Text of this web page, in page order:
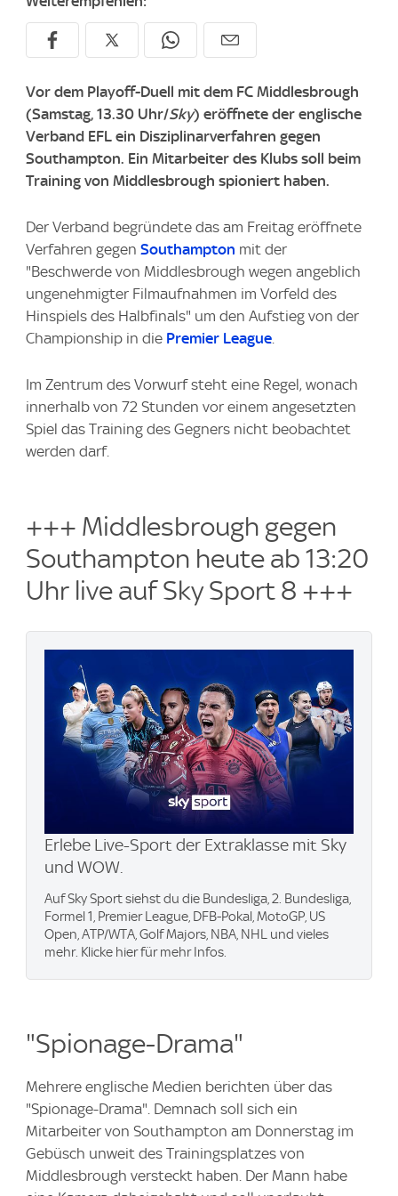
Vor dem Playoff-Duell mit dem FC Middlesbrough
(Samstag, 13.30 Uhr/Sky) eröffnete der englische
Verband EFL ein Disziplinarverfahren gegen
Southampton. Ein Mitarbeiter des Klubs soll beim
Training von Middlesbrough spioniert haben.
Der Verband begründete das am Freitag eröffnete
Verfahren gegen Southampton mit der
"Beschwerde von Middlesbrough wegen angeblich
ungenehmigter Filmaufnahmen im Vorfeld des
Hinspiels des Halbfinals" um den Aufstieg von der
Championship in die Premier League.
Im Zentrum des Vorwurf steht eine Regel, wonach
innerhalb von 72 Stunden vor einem angesetzten
Spiel das Training des Gegners nicht beobachtet
werden darf.
+++ Middlesbrough gegen
Southampton heute ab 13:20
Uhr live auf Sky Sport 8 +++
Erlebe Live-Sport der Extraklasse mit Sky
und WOW.
Auf Sky Sport siehst du die Bundesliga, 2. Bundesliga,
Formel 1, Premier League, DFB-Pokal, MotoGP, US
Open, ATP/WTA, Golf Majors, NBA, NHL und vieles
mehr. Klicke hier für mehr Infos.
"Spionage-Drama"
Mehrere englische Medien berichten über das
"Spionage-Drama". Demnach soll sich ein
Mitarbeiter von Southampton am Donnerstag im
Gebüsch unweit des Trainingsplatzes von
Middlesbrough versteckt haben. Der Mann habe